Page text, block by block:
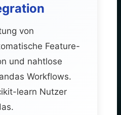
von
Feature-
und nahtlose
Workflows.
learn Nutzer